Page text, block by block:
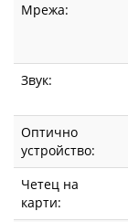
Мрежа:
Звук:
Оптично
устройство:
Четец на
карти: